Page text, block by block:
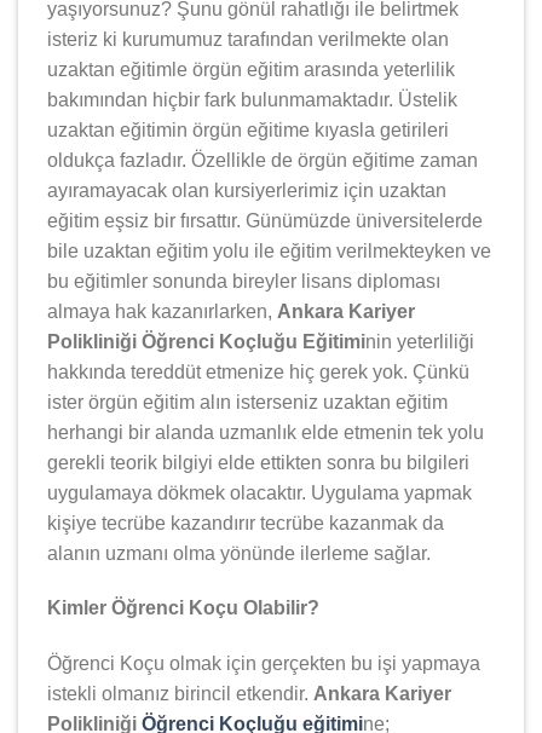
yaşıyorsunuz? Şunu gönül rahatlığı ile belirtmek
isteriz ki kurumumuz tarafından verilmekte olan
uzaktan eğitimle örgün eğitim arasında yeterlilik
bakımından hiçbir fark bulunmamaktadır. Üstelik
uzaktan eğitimin örgün eğitime kıyasla getirileri
oldukça fazladır. Özellikle de örgün eğitime zaman
ayıramayacak olan kursiyerlerimiz için uzaktan
eğitim eşsiz bir fırsattır. Günümüzde üniversitelerde
bile uzaktan eğitim yolu ile eğitim verilmekteyken ve
bu eğitimler sonunda bireyler lisans diploması
almaya hak kazanırlarken, Ankara Kariyer
Polikliniği Öğrenci Koçluğu Eğitiminin yeterliliği
hakkında tereddüt etmenize hiç gerek yok. Çünkü
ister örgün eğitim alın isterseniz uzaktan eğitim
herhangi bir alanda uzmanlık elde etmenin tek yolu
gerekli teorik bilgiyi elde ettikten sonra bu bilgileri
uygulamaya dökmek olacaktır. Uygulama yapmak
kişiye tecrübe kazandırır tecrübe kazanmak da
alanın uzmanı olma yönünde ilerleme sağlar.
Kimler Öğrenci Koçu Olabilir?
Öğrenci Koçu olmak için gerçekten bu işi yapmaya
istekli olmanız birincil etkendir. Ankara Kariyer
Polikliniği Öğrenci Koçluğu eğitimine;